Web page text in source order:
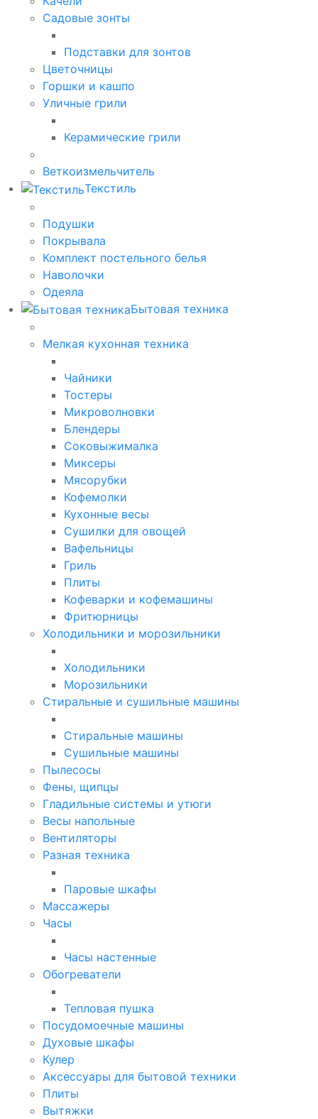
Садовые зонты
Подставки для зонтов
Цветочницы
Горшки и кашпо
Уличные грили
Керамические грили
Веткоизмельчитель
Текстиль
Подушки
Покрывала
Комплект постельного белья
Наволочки
Одеяла
Бытовая техника
Мелкая кухонная техника
Чайники
Тостеры
Микроволновки
Блендеры
Соковыжималка
Миксеры
Мясорубки
Кофемолки
Кухонные весы
Сушилки для овощей
Вафельницы
Гриль
Плиты
Кофеварки и кофемашины
Фритюрницы
Холодильники и морозильники
Холодильники
Морозильники
Стиральные и сушильные машины
Стиральные машины
Сушильные машины
Пылесосы
Фены, щипцы
Гладильные системы и утюги
Весы напольные
Вентиляторы
Разная техника
Паровые шкафы
Массажеры
Часы
Часы настенные
Обогреватели
Тепловая пушка
Посудомоечные машины
Духовые шкафы
Кулер
Аксессуары для бытовой техники
Плиты
Вытяжки